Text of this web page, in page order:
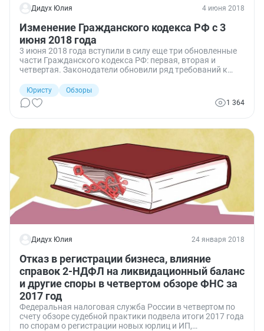
Дидух Юлия 4 июня 2018
Изменение Гражданского кодекса РФ с 3
июня 2018 года
3 июня 2018 года вступили в силу еще три обновленные
части Гражданского кодекса РФ: первая, вторая и
четвертая. Законодатели обновили ряд требований к
предоставления сведений, необходимых для обеспечения
выплаты вознаграждения автору или организации по
управлению правами на коллективной основе. Также
Юристу
Обзоры
1 364
Дидух Юлия 24 января 2018
Отказ в регистрации бизнеса, влияние
справок 2-НДФЛ на ликвидационный баланс
и другие споры в четвертом обзоре ФНС за
2017 год
Федеральная налоговая служба России в четвертом по
счету обзоре судебной практики подвела итоги 2017 года
по спорам о регистрации новых юрлиц и ИП,